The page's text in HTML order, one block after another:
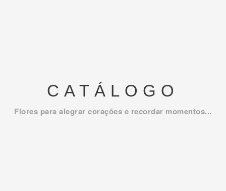
CATÁLOGO
Flores para alegrar corações e recordar momentos...